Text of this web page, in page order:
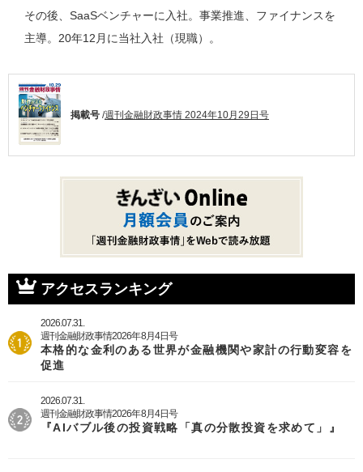
その後、SaaSベンチャーに入社。事業推進、ファイナンスを
主導。20年12月に当社入社（現職）。
掲載号 /週刊金融財政事情 2024年10月29日号
アクセスランキング
2026.07.31.
週刊金融財政事情2026年8月4日号
本格的な金利のある世界が金融機関や家計の行動変容を
促進
2026.07.31.
週刊金融財政事情2026年8月4日号
『AIバブル後の投資戦略「真の分散投資を求めて」』